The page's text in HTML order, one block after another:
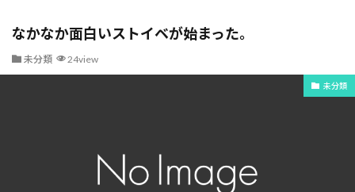
なかなか面白いストイベが始まった。
未分類 24view
未分類